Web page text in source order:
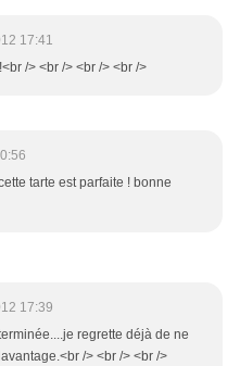
17:41
/> <br /> <br /> <br />
tarte est parfaite ! bonne
17:39
regrette déjà de ne
/> <br /> <br />